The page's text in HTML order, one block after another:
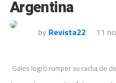
Argentina
by Revista22 11
Gales logró romper su racha de